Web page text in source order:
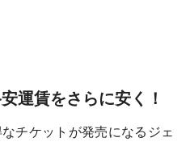
運賃をさらに安く！
チケットが発売になるジェ